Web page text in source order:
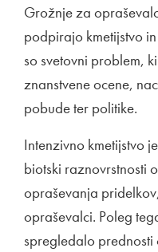
Grožnje za
podpirajo kmetijstvo
so svetovni problem,
znanstvene ocene,
pobude ter politike.
Intenzivno kmetijstvo
biotski raznovrstnosti
opraševanja
opraševalci. Poleg
spregledalo